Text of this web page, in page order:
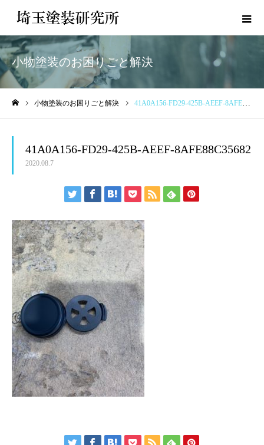
小物塗装のお困りごと解決
小物塗装のお困りごと解決 41A0A156-FD29-425B-AEEF-8AFE88C35682
41A0A156-FD29-425B-AEEF-8AFE88C35682
2020.08.7